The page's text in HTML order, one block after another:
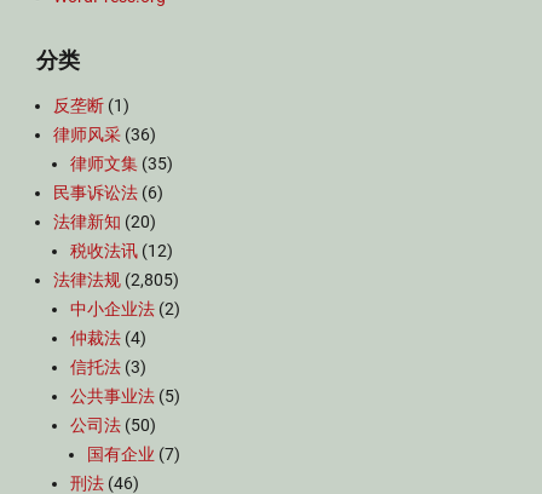
分类
反垄断 (1)
律师风采 (36)
律师文集 (35)
民事诉讼法 (6)
法律新知 (20)
税收法讯 (12)
法律法规 (2,805)
中小企业法 (2)
仲裁法 (4)
信托法 (3)
公共事业法 (5)
公司法 (50)
国有企业 (7)
刑法 (46)